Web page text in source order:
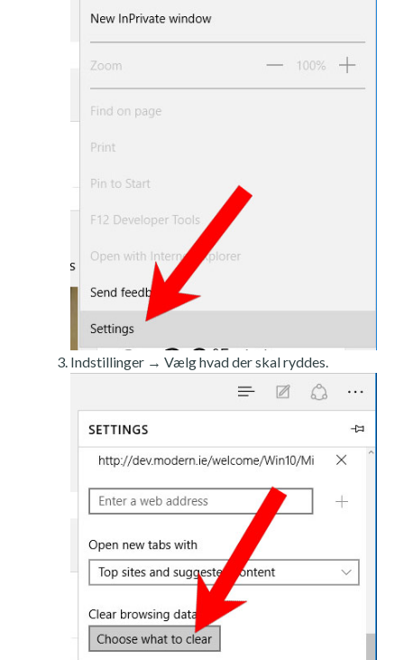
Indstillinger → Vælg hvad der skal ryddes.